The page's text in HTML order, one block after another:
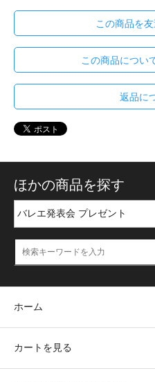
この商品を
この商品につい
返品に
ほかの商品を探す
ホーム
カートを見る